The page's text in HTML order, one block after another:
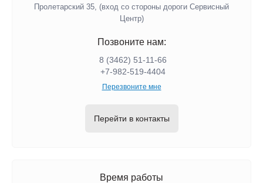
Пролетарский 35, (вход со стороны дороги Сервисный
Центр)
Позвоните нам:
8 (3462) 51-11-66
+7-982-519-4404
Перезвоните мне
Перейти в контакты
Время работы